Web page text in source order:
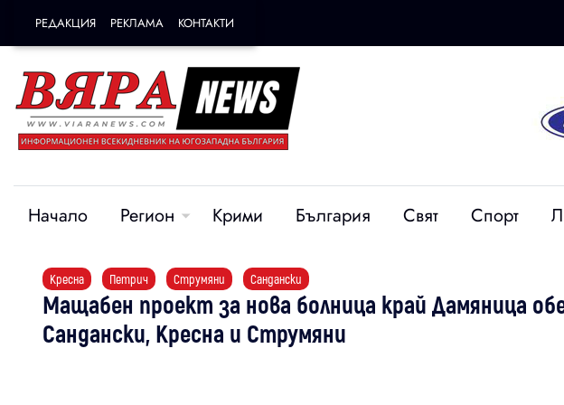
РЕДАКЦИЯ РЕКЛАМА КОНТАКТИ
Начало Регион Крими България Свят Спорт
Кресна Петрич Струмяни Сандански
Мащабен проект за нова болница край Дамяница
Сандански, Кресна и Струмяни